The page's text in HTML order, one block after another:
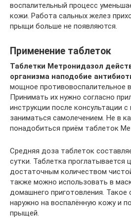
воспалительный процесс
кожи. Работа сальных желез
прыщи больше не появляются.
Применение таблеток
Таблетки Метронидазол
организма наподобие
мощное противовоспалительное
Принимать их нужно согласно
инструкции после консультации
заниматься самолечением. Не в
понадобиться приём таблеток
Средняя доза таблеток
сутки. Таблетка проглатывается
достаточным количеством
также можно использовать в
домашнего приготовления. Такое
наружно на воспалённую кожу и
прыщей.